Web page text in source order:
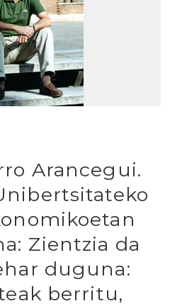
Arancegui.
Zientzia da
duguna:
berritu,